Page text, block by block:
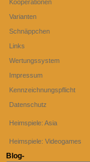
Kooperationen
Varianten
Schnäppchen
Links
Wertungssystem
Impressum
Kennzeichnungspflicht
Datenschutz
Heimspiele: Asia
Heimspiele: Videogames
Blog-